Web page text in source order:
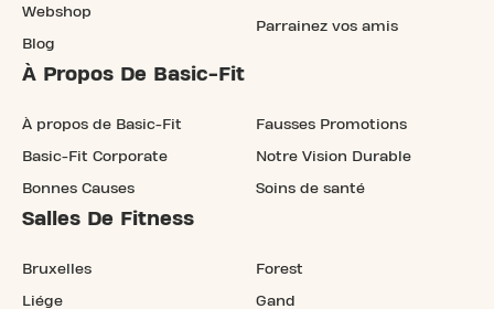
Webshop
Blog
Parrainez vos amis
À Propos De Basic-Fit
À propos de Basic-Fit
Basic-Fit Corporate
Bonnes Causes
Fausses Promotions
Notre Vision Durable
Soins de santé
Salles De Fitness
Bruxelles
Liége
Forest
Gand